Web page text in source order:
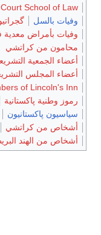
School of Law
وفيات بالسل
وفيات بأمراض معدية
محامون من كراتشي
أعضاء الجمعية
أعضاء المجلس
of Lincoln's Inn
رموز وطنية پاكستانية
سياسيون پاكستانيون
أشخاص من كراتشي
أشخاص من الهند